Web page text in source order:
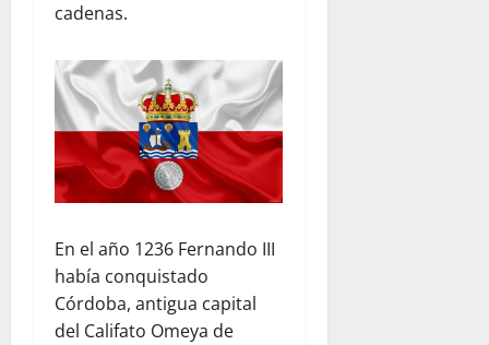
cadenas.
En el año 1236 Fernando III
había conquistado
Córdoba, antigua capital
del Califato Omeya de